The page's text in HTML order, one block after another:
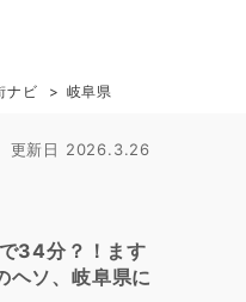
ナビ 岐阜県
更新日 2026.3.26
34分？！ます
ヘソ、岐阜県に